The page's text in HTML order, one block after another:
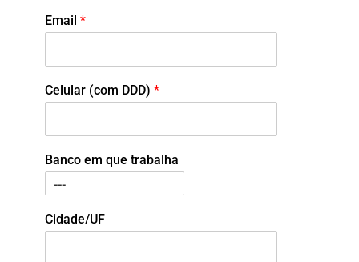
Email *
Celular (com DDD) *
Banco em que trabalha
Cidade/UF